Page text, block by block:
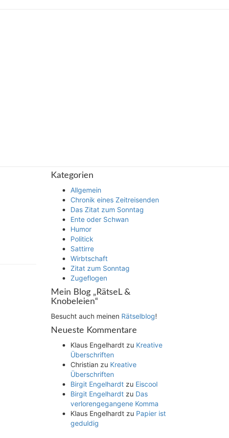
Kategorien
Allgemein
Chronik eines Zeitreisenden
Das Zitat zum Sonntag
Ente oder Schwan
Humor
Politick
Sattirre
Wirbtschaft
Zitat zum Sonntag
Zugeflogen
Mein Blog „RätseL &
Knobeleien“
Besucht auch meinen Rätselblog!
Neueste Kommentare
Klaus Engelhardtzu Kreative
Überschriften
Christian zu Kreative
Überschriften
Birgit Engelhardtzu Eiscool
Birgit Engelhardtzu Das
verlorengegangene Komma
Klaus Engelhardtzu Papier ist
geduldig